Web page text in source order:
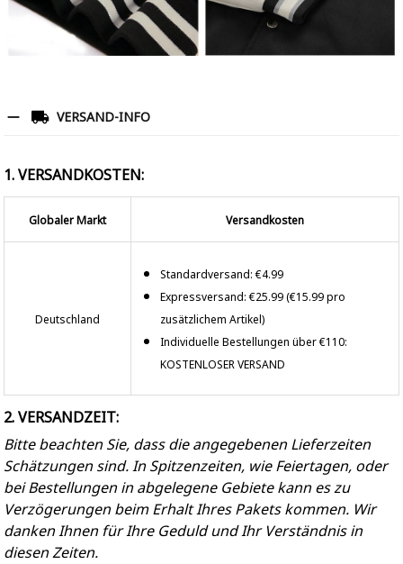
VERSAND-INFO
1. VERSANDKOSTEN:
Globaler Markt Versandkosten
Deutschland
Standardversand: €4.99
Expressversand: €25.99 (€15.99 pro
zusätzlichem Artikel)
Individuelle Bestellungen über €110:
KOSTENLOSER VERSAND
2. VERSANDZEIT:
Bitte beachten Sie, dass die angegebenen Lieferzeiten
Schätzungen sind. In Spitzenzeiten, wie Feiertagen, oder
bei Bestellungen in abgelegene Gebiete kann es zu
Verzögerungen beim Erhalt Ihres Pakets kommen. Wir
danken Ihnen für Ihre Geduld und Ihr Verständnis in
diesen Zeiten.